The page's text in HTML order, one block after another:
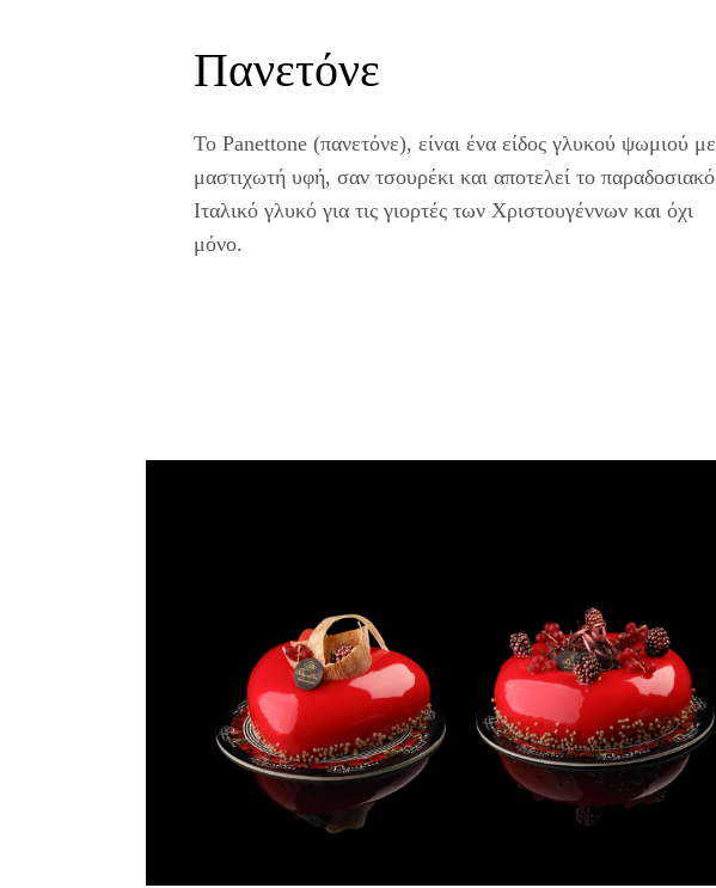
Πανετόνε
To Panettone (πανετόνε), είναι ένα είδος γλυκού ψωμιού με
μαστιχωτή υφή, σαν τσουρέκι και αποτελεί το παραδοσιακό
Ιταλικό γλυκό για τις γιορτές των Χριστουγέννων και όχι
μόνο.